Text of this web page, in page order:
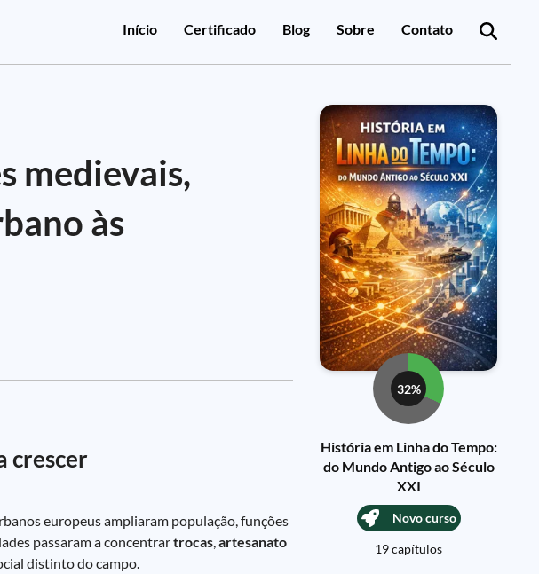
Início Certificado Blog Sobre Contato
medievais,
às
crescer
europeus ampliaram população, funções
passaram a concentrartrocas,artesanato
distinto do campo.
32%
História em Linha do Tempo:
do Mundo Antigo ao Século
XXI
Novo curso
19 capítulos